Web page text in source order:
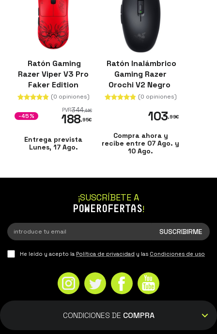
Ratón Gaming
Razer Viper V3 Pro
Faker Edition
Inalámbrico 35000
DPI Sin RGB
(0 opiniones)
PVR344,44€
188,95€
-45%
Entrega prevista
Lunes, 17 Ago.
Ratón Inalámbrico
Gaming Razer
Orochi V2 Negro
(0 opiniones)
103,99€
Compra ahora y
recibe entre 07 Ago. y
10 Ago.
¡SUSCRÍBETE A
POWEROFERTAS!
He leído y acepto la Política de privacidad y las Condiciones de uso
CONDICIONES DE COMPRA